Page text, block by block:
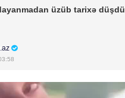
üzüb tarixə düşdü